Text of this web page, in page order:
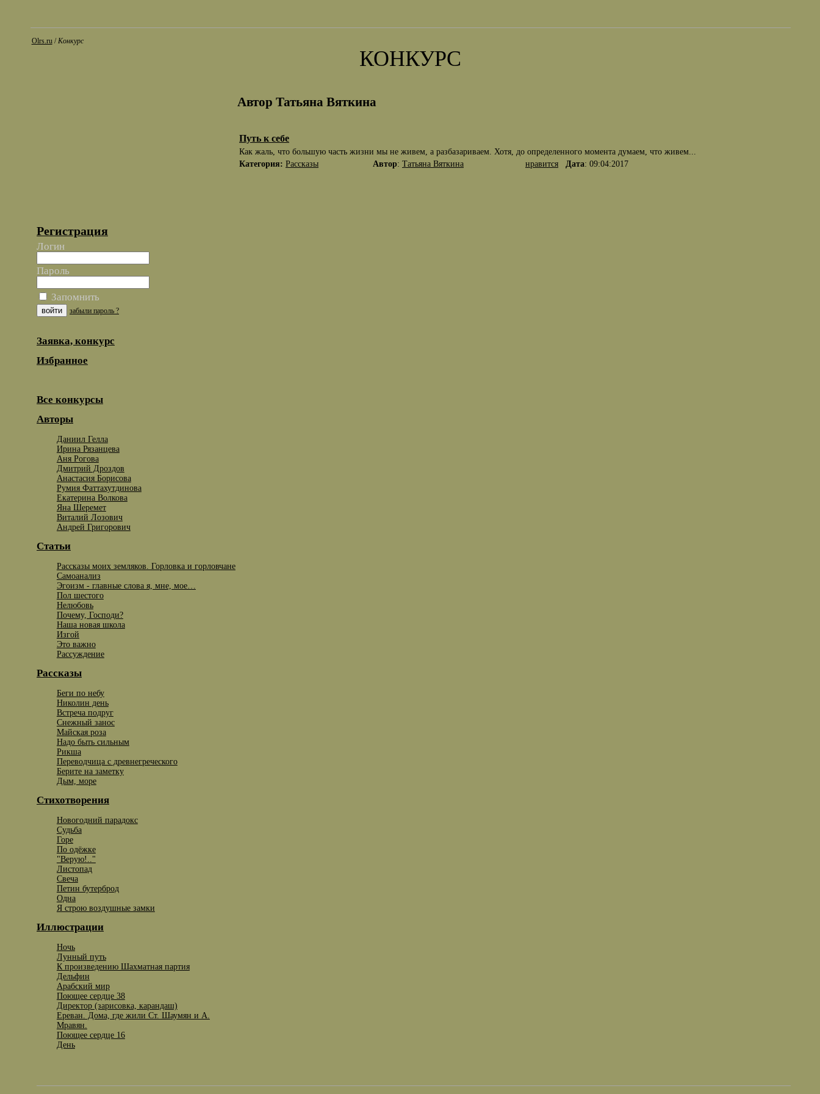
Olrs.ru/Конкурс
КОНКУРС
Регистрация
Логин
Пароль
Запомнить
забыли пароль ?
Заявка, конкурс
Избранное
Все конкурсы
Авторы
Даниил Гелла
Ирина Рязанцева
Аня Рогова
Дмитрий Дроздов
Анастасия Борисова
Румия Фаттахутдинова
Екатерина Волкова
Яна Шеремет
Виталий Лозович
Андрей Григорович
Статьи
Рассказы моих земляков. Горловка и горловчане
Самоанализ
Эгоизм - главные слова я, мне, мое…
Пол шестого
Нелюбовь
Почему, Господи?
Наша новая школа
Изгой
Это важно
Рассуждение
Рассказы
Беги по небу
Николин день
Встреча подруг
Снежный занос
Майская роза
Надо быть сильным
Рикша
Переводчица с древнегреческого
Берите на заметку
Дым, море
Стихотворения
Новогодний парадокс
Судьба
Горе
По одёжке
"Верую!.."
Листопад
Свеча
Петин бутерброд
Одна
Я строю воздушные замки
Иллюстрации
Ночь
Лунный путь
К произведению Шахматная партия
Дельфин
Арабский мир
Поющее сердце 38
Директор (зарисовка, карандаш)
Ереван. Дома, где жили Ст. Шаумян и А.
Мравян.
Поющее сердце 16
День
Автор Татьяна Вяткина
Путь к себе
Как жаль, что большую часть жизни мы не живем, а разбазариваем. Хотя, до определенного момента думаем, что живем...
Категория: Рассказы Автор: Татьяна Вяткина нравится Дата: 09:04:2017